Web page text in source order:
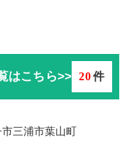
はこちら>> 20件
市三浦市葉山町